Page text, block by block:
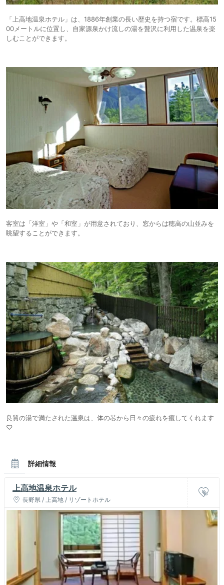
「上高地温泉ホテル」は、1886年創業の長い歴史を持つ宿です。標高15
00メートルに位置し、自家源泉かけ流しの湯を贅沢に利用した温泉を楽
しむことができます。
客室は「洋室」や「和室」が用意されており、窓からは穂高の山並みを
眺望することができます。
良質の湯で満たされた温泉は、体の芯から日々の疲れを癒してくれます
♡
詳細情報
上高地温泉ホテル
長野県 / 上高地 / リゾートホテル